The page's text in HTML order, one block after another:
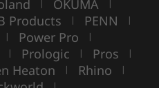
| OKUMA |
Products | PENN |
| Power Pro |
| Prologic | Pros |
Heaton | Rhino |